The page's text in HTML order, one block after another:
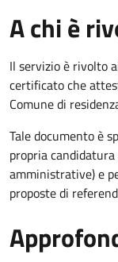
A chi è
Il servizio è rivolto
certificato che
Comune di
Tale documento è
propria
amministrative) e
proposte di